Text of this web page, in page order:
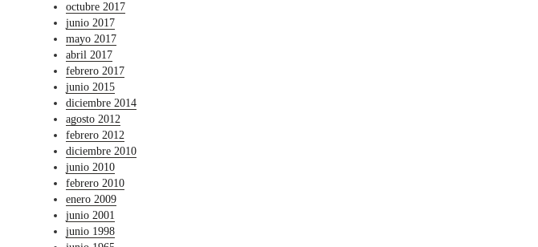
octubre 2017
junio 2017
mayo 2017
abril 2017
febrero 2017
junio 2015
diciembre 2014
agosto 2012
febrero 2012
diciembre 2010
junio 2010
febrero 2010
enero 2009
junio 2001
junio 1998